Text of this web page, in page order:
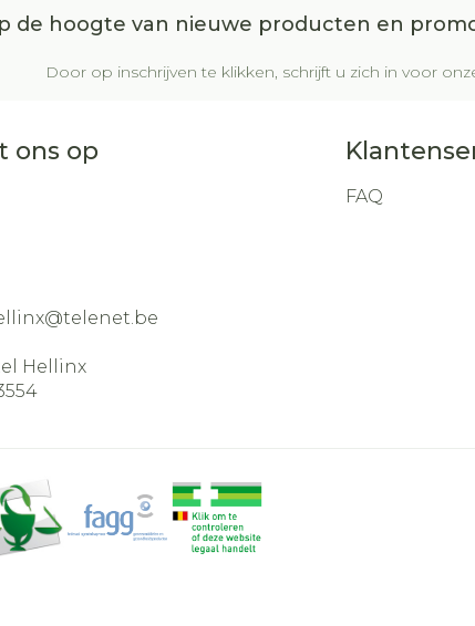
de hoogte van nieuwe producten en
Door op inschrijven te klikken, schrijft u zich in voor
ons op
telenet.be
Hellinx
FAQ